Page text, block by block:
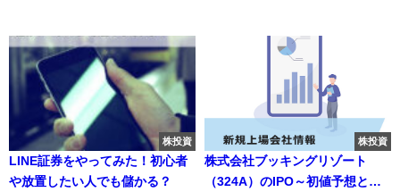
株投資
LINE証券をやってみた！初心者
や放置したい人でも儲かる？
株投資
株式会社ブッキングリゾート
（324A）のIPO～初値予想と新